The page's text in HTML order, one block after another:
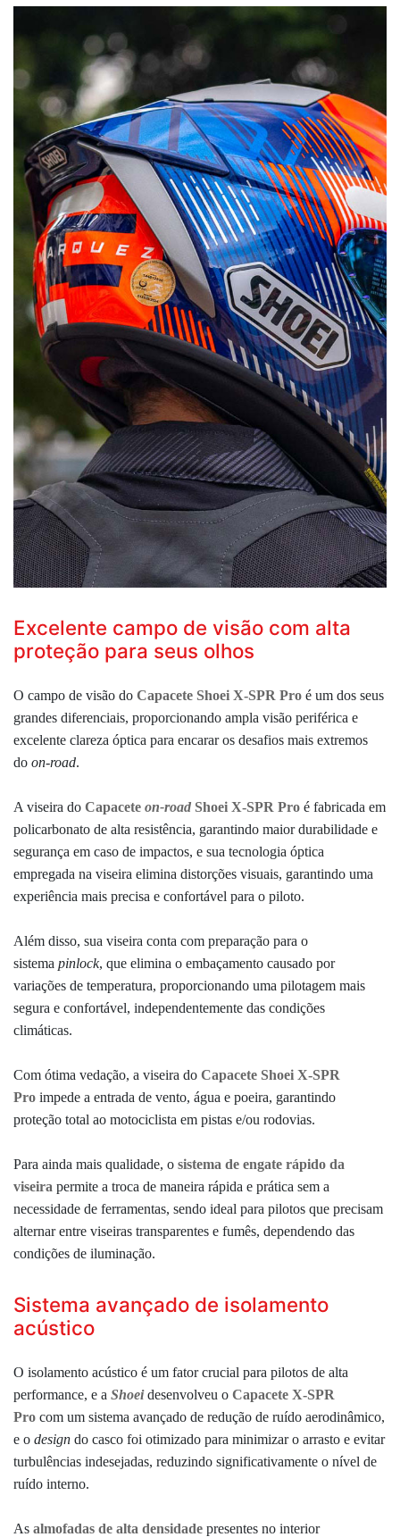
Excelente campo de visão com alta
proteção para seus olhos
O campo de visão do Capacete Shoei X-SPR Pro é um dos seus
grandes diferenciais, proporcionando ampla visão periférica e
excelente clareza óptica para encarar os desafios mais extremos
do on-road.
A viseira do Capacete on-road Shoei X-SPR Pro é fabricada em
policarbonato de alta resistência, garantindo maior durabilidade e
segurança em caso de impactos, e sua tecnologia óptica
empregada na viseira elimina distorções visuais, garantindo uma
experiência mais precisa e confortável para o piloto.
Além disso, sua viseira conta com preparação para o
sistema pinlock, que elimina o embaçamento causado por
variações de temperatura, proporcionando uma pilotagem mais
segura e confortável, independentemente das condições
climáticas.
Com ótima vedação, a viseira do Capacete Shoei X-SPR
Pro impede a entrada de vento, água e poeira, garantindo
proteção total ao motociclista em pistas e/ou rodovias.
Para ainda mais qualidade, o sistema de engate rápido da
viseira permite a troca de maneira rápida e prática sem a
necessidade de ferramentas, sendo ideal para pilotos que precisam
alternar entre viseiras transparentes e fumês, dependendo das
condições de iluminação.
Sistema avançado de isolamento
acústico
O isolamento acústico é um fator crucial para pilotos de alta
performance, e a Shoeidesenvolveu o Capacete X-SPR
Pro com um sistema avançado de redução de ruído aerodinâmico,
e o design do casco foi otimizado para minimizar o arrasto e evitar
turbulências indesejadas, reduzindo significativamente o nível de
ruído interno.
As almofadas de alta densidade presentes no interior